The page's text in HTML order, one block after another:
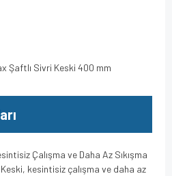
Şaftlı Sivri Keski 400 mm
Çalışma ve Daha Az Sıkışma
kesintisiz çalışma ve daha az